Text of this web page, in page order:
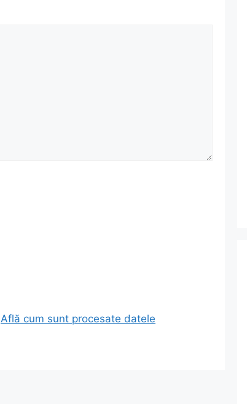
Află cum sunt procesate datele